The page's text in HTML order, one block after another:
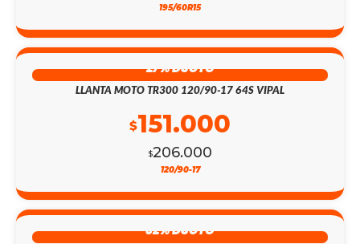
195/60R15
27% DSCTO
LLANTA MOTO TR300 120/90-17 64S VIPAL
$206.000
$151.000
120/90-17
32% DSCTO